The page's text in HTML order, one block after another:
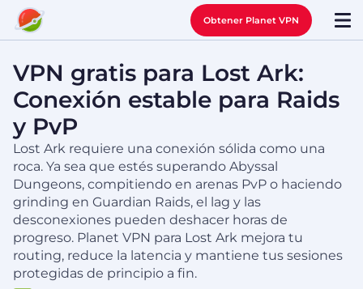
Obtener Planet VPN
VPN gratis para Lost Ark:
Conexión estable para Raids
y PvP
Lost Ark requiere una conexión sólida como una
roca. Ya sea que estés superando Abyssal
Dungeons, compitiendo en arenas PvP o haciendo
grinding en Guardian Raids, el lag y las
desconexiones pueden deshacer horas de
progreso. Planet VPN para Lost Ark mejora tu
routing, reduce la latencia y mantiene tus sesiones
protegidas de principio a fin.